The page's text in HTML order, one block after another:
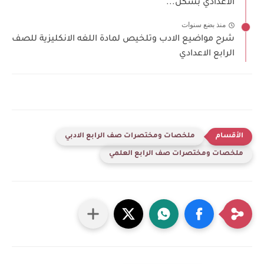
الاعدادي بشكل...
منذ بضع سنوات
شرح مواضيع الادب وتلخيص لمادة اللغه الانكليزية للصف
الرابع الاعدادي
ملخصات ومختصرات صف الرابع الادبي
ملخصات ومختصرات صف الرابع العلمي